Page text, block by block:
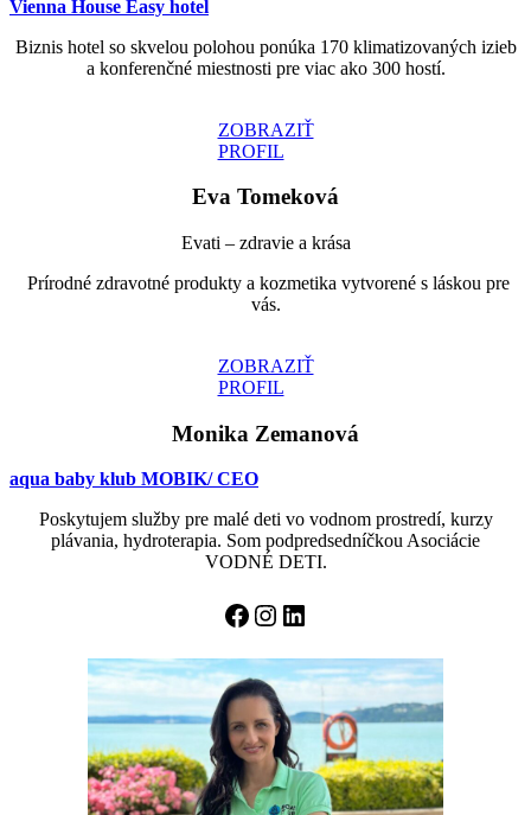
Vienna House Easy hotel
Biznis hotel so skvelou polohou ponúka 170 klimatizovaných izieb
a konferenčné miestnosti pre viac ako 300 hostí.
ZOBRAZIŤ
PROFIL
Eva Tomeková
Evati – zdravie a krása
Prírodné zdravotné produkty a kozmetika vytvorené s láskou pre
vás.
ZOBRAZIŤ
PROFIL
Monika Zemanová
aqua baby klub MOBIK/ CEO
Poskytujem služby pre malé deti vo vodnom prostredí, kurzy
plávania, hydroterapia. Som podpredsedníčkou Asociácie
VODNÉ DETI.
Facebook
Instagram
LinkedIn